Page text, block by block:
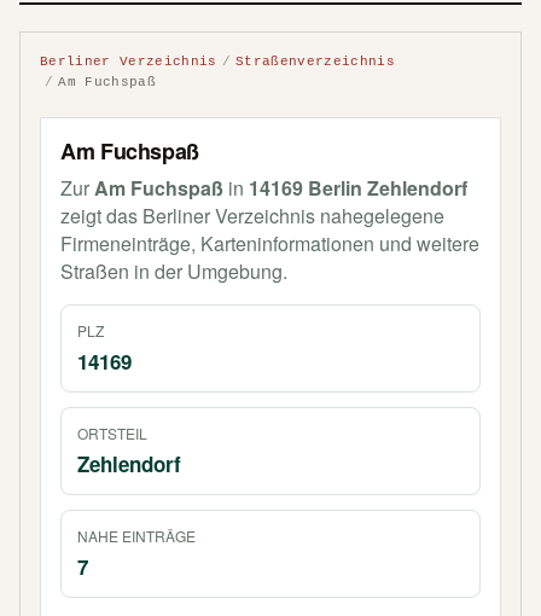
Berliner Verzeichnis
Straßenverzeichnis
Am Fuchspaß
Am Fuchspaß
ZurAm Fuchspaß in 14169 Berlin Zehlendorf
zeigt das Berliner Verzeichnis nahegelegene
Firmeneinträge, Karteninformationen und weitere
Straßen in der Umgebung.
PLZ
14169
ORTSTEIL
Zehlendorf
NAHE EINTRÄGE
7